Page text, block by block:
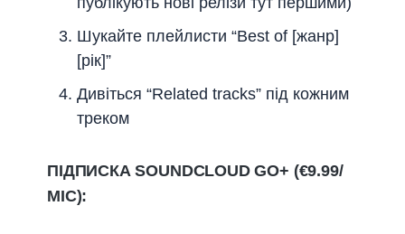
Шукайте плейлисти “Best of [жанр]
[рік]”
Дивіться “Related tracks” під кожним
треком
ПІДПИСКА SOUNDCLOUD GO+ (€9.99/
МІС):